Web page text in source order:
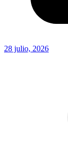
28 julio, 2026